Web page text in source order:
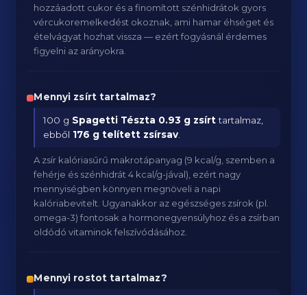
hozzáadott cukor és a finomított szénhidrátok gyors
vércukoremelkedést okoznak, ami hamar éhséget és
ételvágyat hozhat vissza — ezért fogyásnál érdemes
figyelni az arányokra.
Mennyi zsírt tartalmaz?
100 g Spagetti Tészta 0.93 g zsírttartalmaz,
ebből 176 g telített zsírsav
A zsír kalóriasűrű makrotápanyag (9 kcal/g, szemben a
fehérje és szénhidrát 4 kcal/g-jával), ezért nagy
mennyiségben könnyen megnöveli a napi
kalóriabevitelt. Ugyanakkor az egészséges zsírok (pl.
omega-3) fontosak a hormonegyensúlyhoz és a zsírban
oldódó vitaminok felszívódásához.
Mennyi rostot tartalmaz?